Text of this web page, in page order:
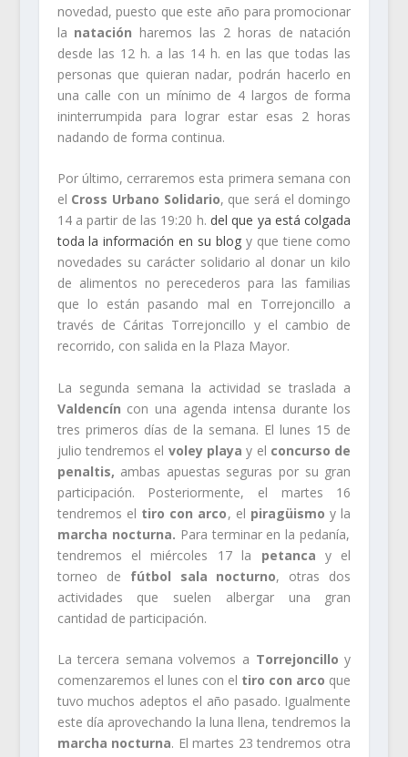
novedad, puesto que este año para promocionar
la natación haremos las 2 horas de natación
desde las 12 h. a las 14 h. en las que todas las
personas que quieran nadar, podrán hacerlo en
una calle con un mínimo de 4 largos de forma
ininterrumpida para lograr estar esas 2 horas
nadando de forma continua.
Por último, cerraremos esta primera semana con
el Cross Urbano Solidario, que será el domingo
14 a partir de las 19:20 h. del que ya está colgada
toda la información en su blogy que tiene como
novedades su carácter solidario al donar un kilo
de alimentos no perecederos para las familias
que lo están pasando mal en Torrejoncillo a
través de Cáritas Torrejoncillo y el cambio de
recorrido, con salida en la Plaza Mayor.
La segunda semana la actividad se traslada a
Valdencín con una agenda intensa durante los
tres primeros días de la semana. El lunes 15 de
julio tendremos el voley playa y el concurso de
penaltis, ambas apuestas seguras por su gran
participación. Posteriormente, el martes 16
tendremos el tiro con arco, el piragüismo y la
marcha nocturna. Para terminar en la pedanía,
tendremos el miércoles 17 la petanca y el
torneo de fútbol sala nocturno, otras dos
actividades que suelen albergar una gran
cantidad de participación.
La tercera semana volvemos a Torrejoncillo y
comenzaremos el lunes con el tiro con arco que
tuvo muchos adeptos el año pasado. Igualmente
este día aprovechando la luna llena, tendremos la
marcha nocturna. El martes 23 tendremos otra